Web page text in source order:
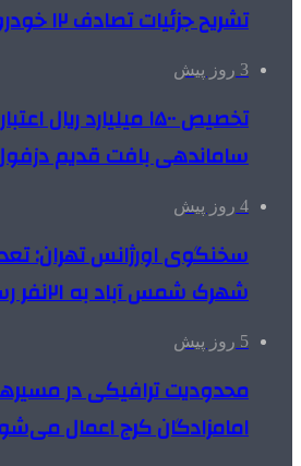
تشریح جزئیات تصادف ۱۲ خودرو با ۱۹ مصدوم
3 روز پیش
تخصیص ۱۵۰۰ میلیارد
ساماندهی بافت قدیم
4 روز پیش
سخنگوی اورژانس تهران:
شهرک شمس آباد به ۲۱نفر رسید
5 روز پیش
محدودیت ترافیکی در
امامزادگان کرج اعمال